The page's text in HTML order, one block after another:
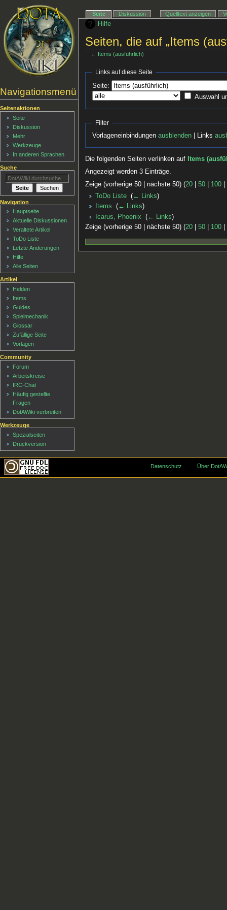
Hilfe
Seiten, die auf „Items
← Items (ausführlich)
Links auf diese Seite
Seite:
Auswahl
Filter
Vorlageneinbindungen ausblenden| Links
Die folgenden Seiten verlinken auf Items
Angezeigt werden 3 Einträge.
Zeige (vorherige 50 | nächste 50) (20 |50 100
ToDo Liste ‎(← Links)
Items
‎(← Links)
Icarus, Phoenix
‎(← Links)
Zeige (vorherige 50 | nächste 50) (20 |50 100
Navigationsmenü
Seite Diskussion Quelltext anzeigen
Seitenaktionen
Seite
Diskussion
Mehr
Werkzeuge
In anderen Sprachen
Suche
Navigation
Hauptseite
Aktuelle Diskussionen
Veraltete Artikel
ToDo Liste
Letzte Änderungen
Hilfe
Alle Seiten
Artikel
Helden
Items
Guides
Spielmechanik
Glossar
Zufällige Seite
Vorlagen
Community
Forum
Arbeitskreise
IRC-Chat
Häufig gestellte
Fragen
DotAWiki verbreiten
Werkzeuge
Spezialseiten
Druckversion
Datenschutz Über